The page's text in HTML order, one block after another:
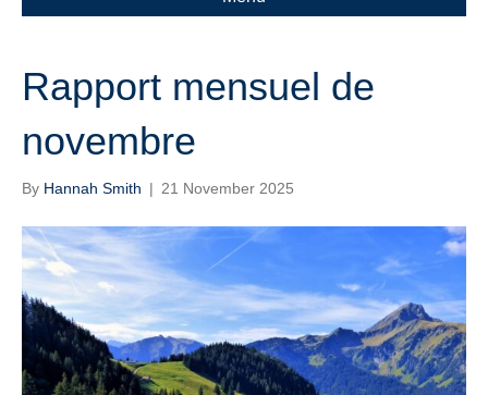
Rapport mensuel de
novembre
By Hannah Smith | 21 November 2025